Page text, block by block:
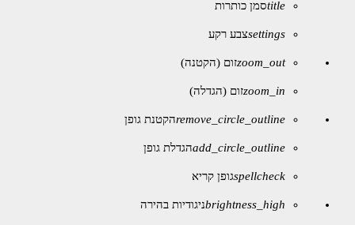
titleסמן כותרות
settingsצבע רקע
zoom_outזום (הקטנה)
zoom_inזום (הגדלה)
remove_circle_outlineהקטנת גופן
add_circle_outlineהגדלת גופן
spellcheckגופן קריא
brightness_highניגודיות בהירה